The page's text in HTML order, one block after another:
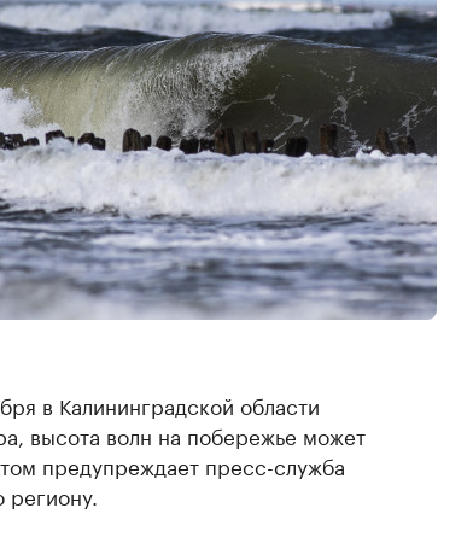
в Калининградской области
высота волн на побережье может
предупреждает пресс-служба